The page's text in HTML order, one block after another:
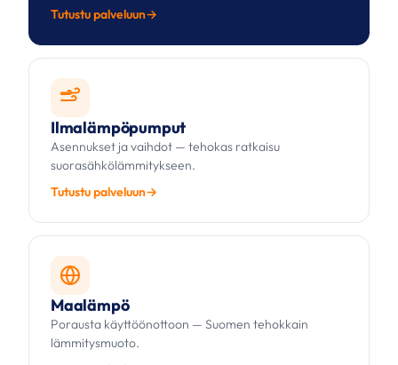
Tutustu palveluun
Ilmalämpöpumput
Asennukset ja vaihdot — tehokas ratkaisu
suorasähkölämmitykseen.
Tutustu palveluun
Maalämpö
Porausta käyttöönottoon — Suomen tehokkain
lämmitysmuoto.